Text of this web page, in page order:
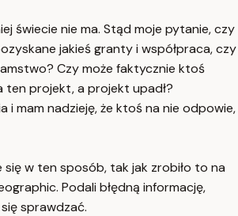
świecie nie ma. Stąd moje pytanie, czy
jakieś granty i współpraca, czy
Czy może faktycznie ktoś
ten projekt, a projekt upadł?
i mam nadzieję, że ktoś na nie odpowie,
w ten sposób, tak jak zrobiło to na
Podali błędną informację,
sprawdzać.